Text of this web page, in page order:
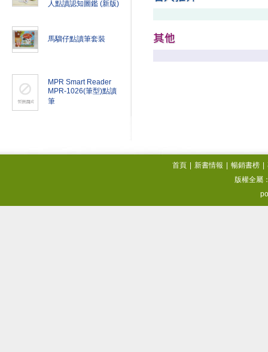
人點讀認知圖鑑 (新版)
馬騮仔點讀筆套裝
MPR Smart Reader
MPR-1026(筆型)點讀
筆
首頁 新書情報 暢銷書榜
版權全屬